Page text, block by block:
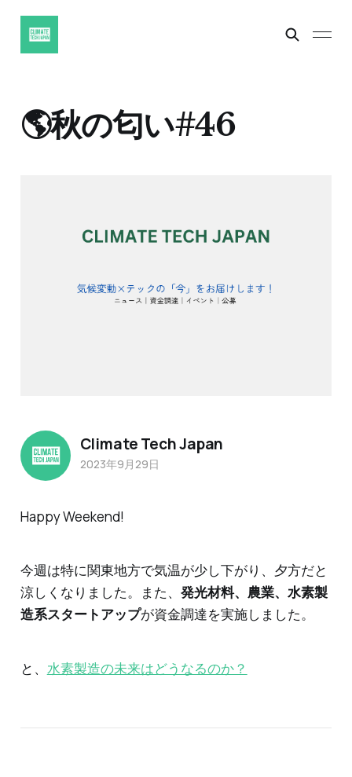
🌎秋の匂い#46
Happy Weekend!
今週は特に関東地方で気温が少し下がり、夕方だと
涼しくなりました。また、 発光材料、農業、水素製
造系スタートアップが資金調達を実施しました。
と、 水素製造の未来はどうなるのか？
Climate Tech Japan
2023年9月29日